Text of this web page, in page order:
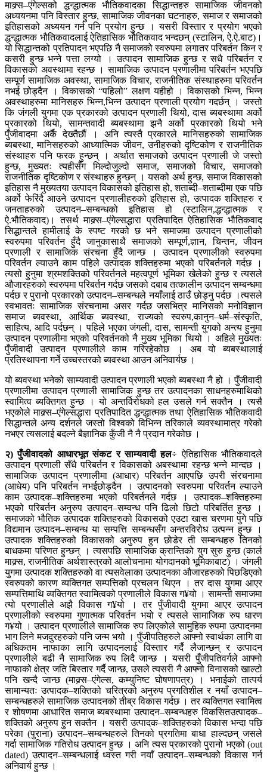
माक्र्स–एंगेल्सको द्धन्द्धात्मक भौतिकवादका सिद्धान्तहरु सामाजिक जीवनको
अध्ययनमा पनि विस्तार हुन्छ, सामाजिक जीवनका घटनाहरु, समाज र समाजको
इतिहासको अध्ययन गर्न पनि प्रयोग हुन्छ । यसरी विस्तार र प्रयोग भएको
द्धन्द्धात्मक भौतिकवादलाई ऐतिहासिक भौतिकवाद भन्दछन् (स्टालिन, ऐ.ऐ.बाट)।
यो सिद्धान्तको प्रतिपादन भएपछि नै समाजको स्वरुपमा लगातर परिबर्तन किन र
कसरी हुन्छ भन्ने पत्ता लग्यो । उत्पादन सामाजिक हुन्छ र सधै परिबर्तन र
विकासको अवस्थामा रहन्छ । सामाजिक उत्पादन प्रणालीमा परिबर्तन भएपछि
सम्पूर्ण सामाजिक अवस्था, सामाजिक विचार, राजनीतिक संस्थाहरुमा परिवर्तन
नभई छोड्दैन । विकासको “पहिलो” लक्षण यहीहो । विकासको भिन्न, भिन्न
अवस्थाहरुमा मानिसहरु भिन्न,भिन्न उत्पादन प्रणाली प्रयोग गदर्छन् । जस्तो
कि जंगली युगमा एक प्रकारको उत्पादन प्रणाली थियो, दास ब्यबस्थामा अर्को
प्रकारको थियो, सामन्तवादी ब्यबस्थामा झनै अर्को प्रकारको थियो भने
पुँजीवादमा अर्कै देख्तैछौं । अनि त्यस्तै प्रकारले मानिसहरुको सामाजिक
ब्यबस्था, मानिसहरुको आध्यात्मिक जीवन, उनीहरुको दृष्टिकोण र राजनीतिक
संस्थाहरु पनि फरक हुन्छन् । अर्थात समाजको उत्पादन प्रणाली जे जस्तो
हुन्छ, मुख्यतः त्यहीसँग मिल्दोजुल्दो समाज, समाजको विचार, समाजको
राजनीतिक दृष्टिकोण र संस्थाहरु हुन्छन् । यसको अर्थ हुन्छ, समाज विकासको
इतिहास नै मुख्यतया उत्पादन विकासको इतिहास हो, शताब्दी–शताब्दीमा एक पछि
अर्को फेरिंदै आउने उत्पादन प्रणालीहरुको इतिहास हो, उत्पादक शक्तिहरु र
जनताहरुको उत्पादन–सम्बन्धको इतिहास हो (स्टालिन,द्धन्द्धात्मक र
ऐ.भौतिकवाद)। तसर्थ माक्र्स–एंगेल्सद्धारा प्रतिपादित ऐतिहासिक भौतिकवाद
सिद्धान्तले हामीलाई के स्पष्ट गरको छ भने समाजमा उत्पादन प्रणालीको
स्वरुपमा परिवर्तन हुँदै जानुकासाथै समाजको सम्पूर्ण,ज्ञान, चिन्तन, जीवन
प्रणाली र सामाजिक संरचना हुँदै जान्छ । उत्पादन प्रणालीको स्वरुपमा
परिवर्तन ल्याउने काम पहिले उत्पादक शक्तिहरुमा भएको परिबर्तनले गर्दछ ।
त्यसो हुनुमा श्रमशक्तिको परिवर्तनले महत्वपूर्ण भूमिका खेलेको हुन्छ र त्यसले
औजारहरुको स्वरुपमा परिबर्तन गर्दछ जसको दबाब तत्कालीन उत्पादन सम्बन्धमा
पर्दछ र पुरानो प्रकारको उत्पादन–सम्बन्धले नयाँलाई ठाउँ छोड्नु पर्दछ ।त्यसले
स्वभावतः सामाजिक संरचनामा असर गर्दछ जसभित्र मानिसको मनोविज्ञान
समाज ब्यवस्था, आर्थिक ब्यवस्था, राज्यको स्वरुप,कानुन–धर्म–संस्कृति,
साहित्य, आदि पर्दछन् । पहिले भएका जंगली, दास, सामन्ती युगको अन्त्य हुनुमा
उत्पादन प्रणालीमा भएको परिवर्तनको नै मुख्य भूमिका थियो । अहिले मुख्यतः
पुँजीवादी उत्पादन प्रणालीले काम गरिरहेकोछ । अब यो ब्यबस्थालाई
प्रतिस्थापना गर्ने उच्चस्तरको ब्यवस्था आउन अनिवार्यछ ।
यो ब्यवस्था भनेको साम्यवादी उत्पादन प्रणाली भएको ब्यबस्था नै हो । पुँजीवादी
प्रणालीमा उत्पादन प्रणाली सामाजिक हुन्छ तर उत्पादनका साधनहरुमाथिको
स्वामित्व ब्यक्तिगत हुन्छ । यो अन्तर्विरोधको हल उसले गर्न सक्तैन । त्यसै
भएकोले माक्र्स–एंगेल्सद्धारा प्रतिपादित द्धन्द्धात्मक तथा ऐतिहासिक भौतिकवादी
सिद्धान्तले अन्य दर्शनले जस्तो विश्वको विभिन्न तरिकाले व्यवस्थामात्र गरेको
नभएर त्यसलाई बदल्ने बैज्ञानिक कुँजी नै नै प्रदान गरेकोछ ।
२) पुँजीवादको आधारभूत संकट र साम्यवादी हल÷ ऐतिहासिक भौतिकवादले
उत्पादन प्रणाली सँधै परिबर्तन र विकासको अबस्थामा रहन्छ भन्ने मान्दछ ।
सामाजिक उत्पादन प्रणालीमा (आधार) परिबर्तन आएपछि उपरी संरचनामा
(आधेय) पनि परिबर्तन नभईछोड्दैन । उत्पादनको स्वरुपमा परिवर्तन ल्याउने
काम उत्पादक–शक्तिहरुमा भएको परिबर्तनले गर्दछ । उत्पादक–शक्तिहरुमा
भएको परिबर्तन अनुरुप उत्पादन–सम्वन्ध पनि ढिलो छिटो परिबर्तित हुन्छ ।
समाजको भौतिक उत्पादक शक्तिहरुको विकासको एउटा खास चरणमा पुगे पछि
विद्यमान उत्पादन–सम्बन्ध या सम्पत्ति सम्बन्धसँग अन्तरविरोध उत्पन्न हुन्छ ।
उत्पादक शक्तिहरुको विकासको अनुरुप हुन छोडेर ती सम्बन्धहरु तिनको
बाधकमा परिणत हुन्छन् । त्यसपछि सामाजिक क्रान्तिको युग सुरु हुन्छ (कार्ल
माक्र्स, राजनीतिक अर्थशास्त्रको आलोचनामा योगदानको भूमिकाबाट) । जंगली
युगमा उत्पादक शक्तिहरुको वा त्यसवेलाका उत्पादनका औजारहरुको पिछडिएको
स्वरुपको कारण व्यक्तिगत सम्पत्तिको प्रचलन थिएन । तर दास युगमा आएर
सम्पत्तिमाथि व्यक्तिगत स्वामित्वको प्रणालीले विकास ग¥यो । सामन्ती समाजमा
त्यो प्रणालीले अझै विकास ग¥यो । तर पुँजीवादी युगमा आएर उत्पादन
प्रणालीको स्वरुपमा गुणात्मक परिवर्तन भयो र त्यसले सामाजिक रुप धारण
ग¥यो । उत्पादन प्रणालीले सामाजिक रुप लिएकोले सामुहिक रुपमा उत्पादनमा
भाग लिने मजदुरहरुको पनि जन्म भयो । पुँजीपतिहरुले आफ्नो स्वार्थका लागि वा
अधिकतम नाफाका लागि उत्पादनलाई विस्तार गर्दै लैजान्छन् र उत्पादन
प्रणालीले बढी नै सामाजिक रुप लिदै जान्छ । यसरी पुँजीपतिवर्गले आफ्नो
नाफाको क्षेत्र जति बिस्तार गर्दै जान्छ, उसले त्यसरी नै आफ्नो विनासको खाल्टो
पनि खन्दै जान्छ (माक्र्स–एंगेल्स, कम्युनिष्ट घोषणापत्र) । भनाईको तात्पर्य
सामान्यतः उत्पादक–शक्तिको चरित्रको अनुरुप प्रगतिशील र नयाँ उत्पादन–
सम्बन्धहरुले सामाजिक उत्पादनको तीब्र विकास गर्दछ । तर व्यक्तिगत स्वामित्व
र शोषणमा आधारित समाज ब्यबस्थामा उत्पादन–सम्बन्धहरु विकसितउत्पादक–
शक्तिको अनुरुप हुन सक्तैन । यसरी उत्पादक–शक्तिहरुको विकास भन्दा पछि
परेका (पुराना) उत्पादन–सम्बन्धहरुले तिनको प्रगतिमा बाधा हाल्दछन् जसले
गर्दा सामाजिक गतिरोध उत्पादन हुन्छ । अनि त्यस प्रकारको पुरानो भएको (out
dated) उत्पादन–सम्बन्धलाई ध्वस्त गरी नयाँ उत्पादन–सम्बन्धको विकास गर्न
अनिवार्य हुन्छ ।